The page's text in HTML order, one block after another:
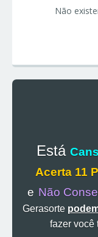
Não
Está
Acerta 11
e Não
Gerasorte
fazer você